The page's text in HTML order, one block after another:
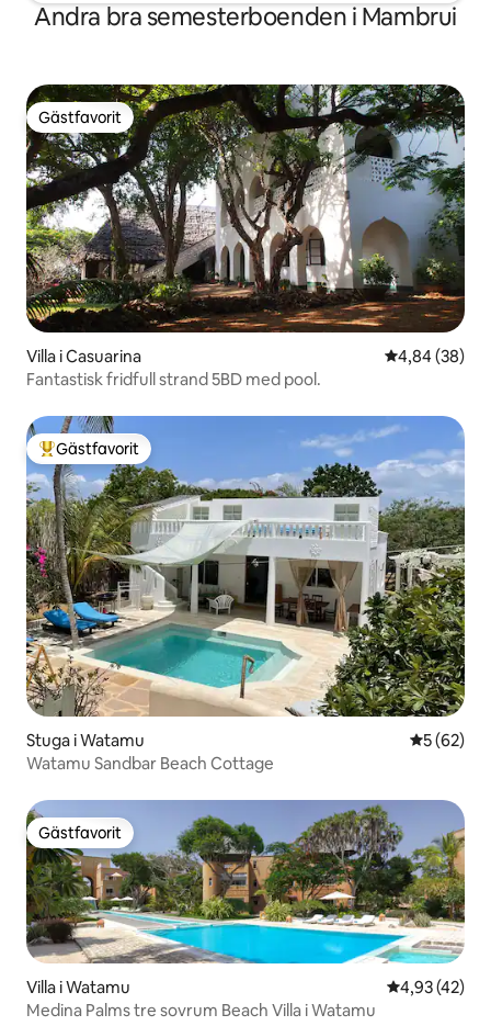
Andra bra semesterboenden i Mambrui
Gästfavorit
Gästfavorit
Villa i Casuarina 4,84 av 5 i
4,84 (38)
Fantastisk fridfull strand 5BD med pool.
Populär gästfavorit
Gästfavorit
Stuga i Watamu 5 av 5 i
5 (62)
Watamu Sandbar Beach Cottage
Gästfavorit
Gästfavorit
Villa i Watamu 4,93 av 5 i
4,93 (42)
Medina Palms tre sovrum Beach Villa i Watamu